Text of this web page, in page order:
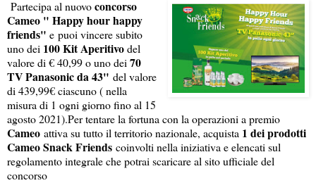
Partecipa al nuovoconcorso
Cameo " Happy hour happy
friends" e puoi vincere subito
uno dei 100 Kit Aperitivodel
valore di € 40,99 o uno dei 70
TV Panasonic da 43" del valore
di 439,99€ ciascuno ( nella
misura di 1 ogni giorno fino al 15
agosto 2021).Per tentare la fortuna con la operazioni a premio
Cameo attiva su tutto il territorio nazionale, acquista 1 dei prodotti
Cameo Snack Friends coinvolti nella iniziativa e elencati sul
regolamento integrale che potrai scaricare al sito ufficiale del
concorso